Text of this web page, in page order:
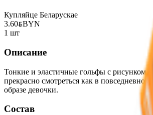
Купляйце Беларускае
3.60BYNBYN
1 шт
Описание
Тонкие и эластичные гольфы с рисунком
прекрасно смотреться как в
образе девочки.
Состав